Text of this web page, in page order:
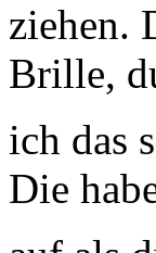
ziehen.
Brille,
ich das
Die